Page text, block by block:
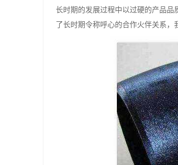
长时期的发展过程中以过硬的产品
了长时期令称呼心的合作火伴关系，